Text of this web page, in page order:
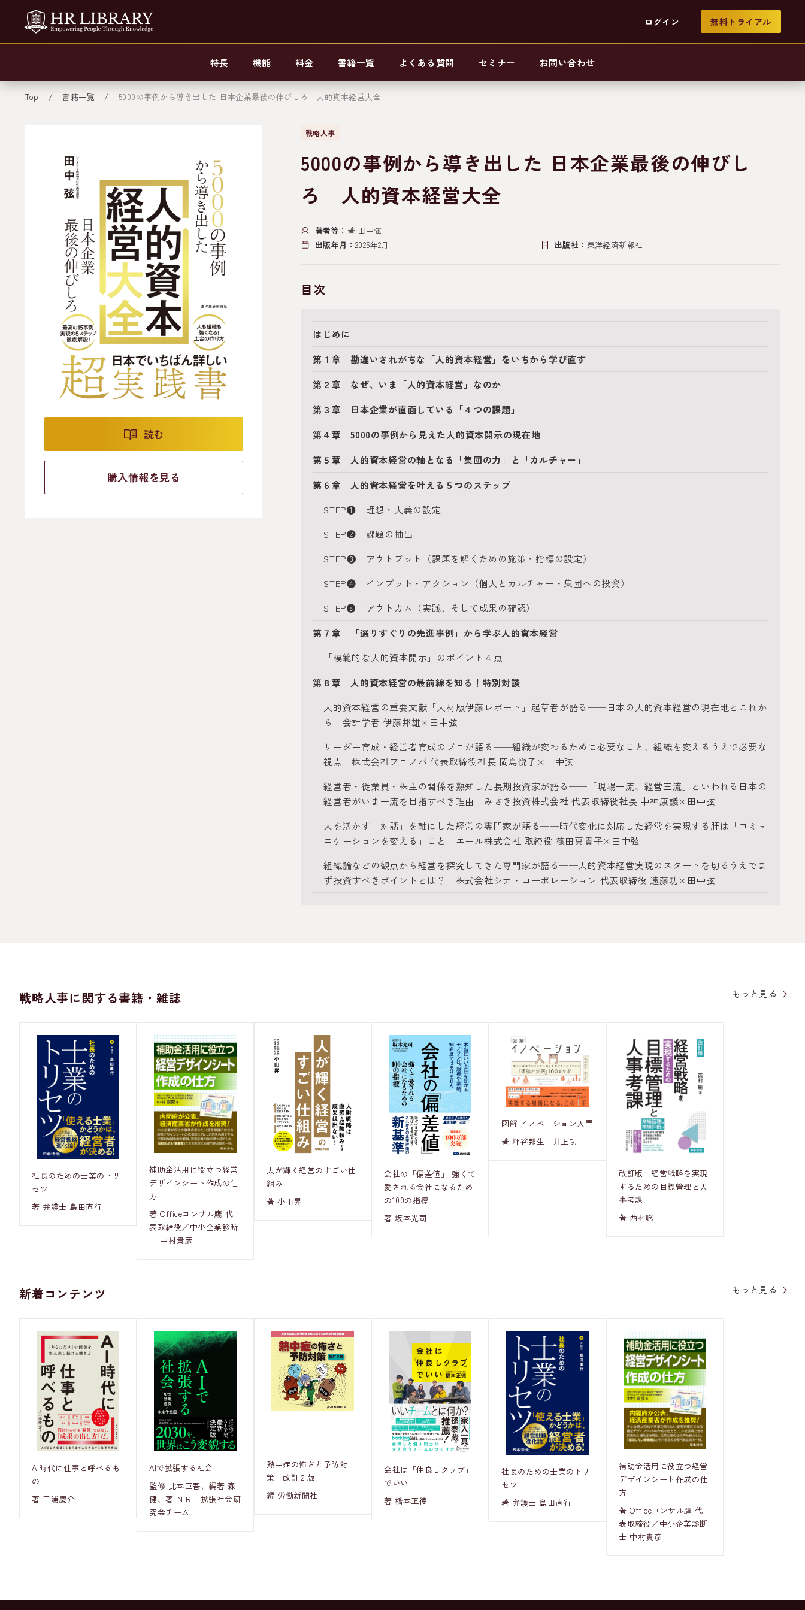
ログイン 無料トライアル
特長 機能 料金 書籍一覧 よくある質問 セミナー お問い合わせ
Top 書籍一覧 5000の事例から導き出した 日本企業最後の伸びしろ 人的資本経営大全
読む
購入情報を見る
戦略人事
5000の事例から導き出した 日本企業最後の伸びし
ろ 人的資本経営大全
著者等： 著 田中弦
出版年月： 2025年2月 出版社： 東洋経済新報社
目次
はじめに
第１章 勘違いされがちな「人的資本経営」をいちから学び直す
第２章 なぜ、いま「人的資本経営」なのか
第３章 日本企業が直面している「４つの課題」
第４章 5000の事例から見えた人的資本開示の現在地
第５章 人的資本経営の軸となる「集団の力」と「カルチャー」
第６章 人的資本経営を叶える５つのステップ
STEP❶ 理想・大義の設定
STEP❷ 課題の抽出
STEP❸ アウトプット（課題を解くための施策・指標の設定）
STEP❹ インプット・アクション（個人とカルチャー・集団への投資）
STEP❺ アウトカム（実践、そして成果の確認）
第７章 「選りすぐりの先進事例」から学ぶ人的資本経営
「模範的な人的資本開示」のポイント４点
第８章 人的資本経営の最前線を知る！特別対談
人的資本経営の重要文献「人材版伊藤レポート」起草者が語る──日本の人的資本経営の現在地とこれか
ら 会計学者 伊藤邦雄×田中弦
リーダー育成・経営者育成のプロが語る──組織が変わるために必要なこと、組織を変えるうえで必要な
視点 株式会社プロノバ 代表取締役社長 岡島悦子×田中弦
経営者・従業員・株主の関係を熟知した長期投資家が語る──「現場一流、経営三流」といわれる日本の
経営者がいま一流を目指すべき理由 みさき投資株式会社 代表取締役社長 中神康議×田中弦
人を活かす「対話」を軸にした経営の専門家が語る──時代変化に対応した経営を実現する肝は「コミュ
ニケーションを変える」こと エール株式会社 取締役 篠田真貴子×田中弦
組織論などの観点から経営を探究してきた専門家が語る──人的資本経営実現のスタートを切るうえでま
ず投資すべきポイントとは？ 株式会社シナ・コーポレーション 代表取締役 遠藤功×田中弦
戦略人事に関する書籍・雑誌 もっと見る
社長のための士業のトリ
セツ
著 弁護士 島田直行
補助金活用に役立つ経営
デザインシート作成の仕
方
著 Officeコンサル鷹 代
表取締役／中小企業診断
士 中村貴彦
人が輝く経営のすごい仕
組み
著 小山昇
会社の「偏差値」 強くて
愛される会社になるため
の100の指標
著 坂本光司
図解 イノベーション入門
著 坪谷邦生 井上功
改訂版 経営戦略を実現
するための目標管理と人
事考課
著 西村聡
新着コンテンツ もっと見る
AI時代に仕事と呼べるも
の
著 三浦慶介
AIで拡張する社会
監修 此本臣吾、編著 森
健、著 ＮＲＩ拡張社会研
究会チーム
熱中症の怖さと予防対
策 改訂２版
編 労働新聞社
会社は「仲良しクラブ」
でいい
著 橋本正徳
社長のための士業のトリ
セツ
著 弁護士 島田直行
補助金活用に役立つ経営
デザインシート作成の仕
方
著 Officeコンサル鷹 代
表取締役／中小企業診断
士 中村貴彦